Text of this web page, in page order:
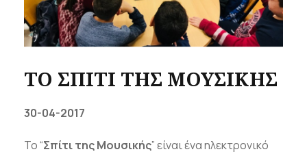
ΤΟ ΣΠΙΤΙ ΤΗΣ ΜΟΥΣΙΚΗΣ
30-04-2017
Το “Σπίτι της Μουσικής” είναι ένα ηλεκτρονικό